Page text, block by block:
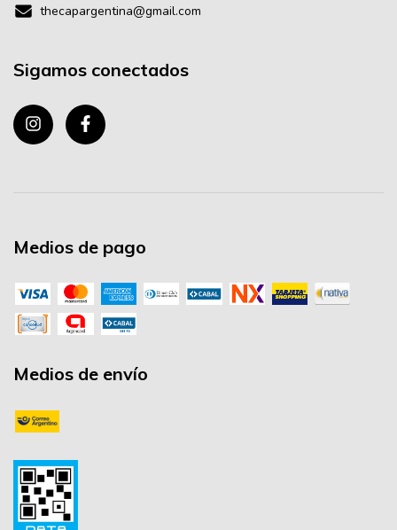
thecapargentina@gmail.com
Sigamos conectados
Medios de pago
Medios de envío